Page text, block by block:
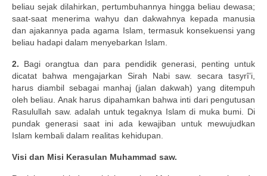
beliau sejak dilahirkan, pertumbuhannya hingga beliau dewasa;
saat-saat menerima wahyu dan dakwahnya kepada manusia
dan ajakannya pada agama Islam, termasuk konsekuensi yang
beliau hadapi dalam menyebarkan Islam.
2. Bagi orangtua dan para pendidik generasi, penting untuk
dicatat bahwa mengajarkan Sirah Nabi saw. secara tasyrî’i,
harus diambil sebagai manhaj (jalan dakwah) yang ditempuh
oleh beliau. Anak harus dipahamkan bahwa inti dari pengutusan
Rasulullah saw. adalah untuk tegaknya Islam di muka bumi. Di
pundak generasi saat ini ada kewajiban untuk mewujudkan
Islam kembali dalam realitas kehidupan.
Visi dan Misi Kerasulan Muhammad saw.